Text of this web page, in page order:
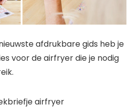
afdrukbare gids heb je
voor de airfryer die je nodig